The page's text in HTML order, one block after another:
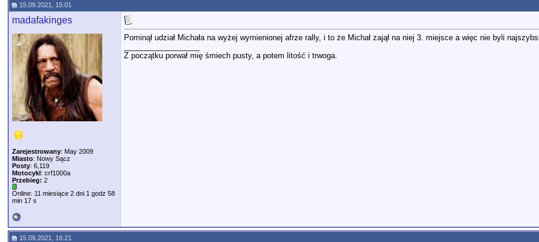
15.09.2021, 15:01
madafakinges
Zarejestrowany: May 2009
Miasto: Nowy Sącz
Posty: 6,119
Motocykl: crf1000a
Przebieg: 2
Online: 11 miesiące 2 dni 1 godz 58
min 17 s
Pominął udział Michała na wyżej wymienionej afrze rally, i to że Michał zajął na niej 3. miejsce a więc nie byli
Z początku porwał mię śmiech pusty, a potem litość i trwoga.
15.09.2021, 16:21